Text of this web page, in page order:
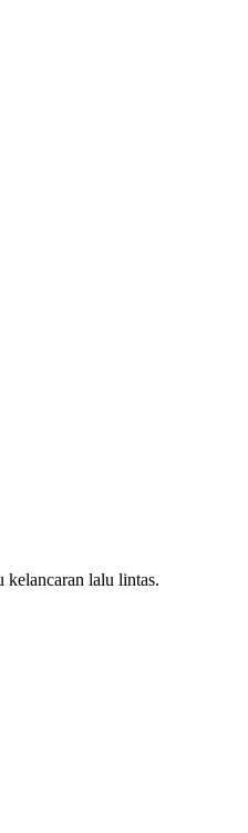
kelancaran lalu lintas.